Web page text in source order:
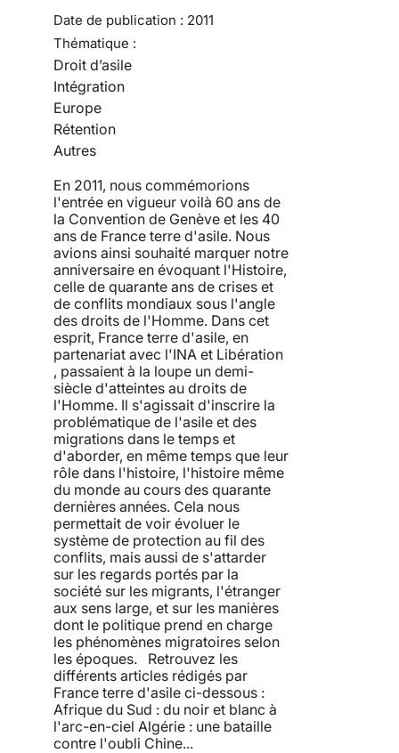
Date de publication : 2011
Thématique :
Droit d’asile
Intégration
Europe
Rétention
Autres
En 2011, nous commémorions
l'entrée en vigueur voilà 60 ans de
la Convention de Genève et les 40
ans de France terre d'asile. Nous
avions ainsi souhaité marquer notre
anniversaire en évoquant l'Histoire,
celle de quarante ans de crises et
de conflits mondiaux sous l'angle
des droits de l'Homme. Dans cet
esprit, France terre d'asile, en
partenariat avec l'INA et Libération
, passaient à la loupe un demi-
siècle d'atteintes au droits de
l'Homme. Il s'agissait d'inscrire la
problématique de l'asile et des
migrations dans le temps et
d'aborder, en même temps que leur
rôle dans l'histoire, l'histoire même
du monde au cours des quarante
dernières années. Cela nous
permettait de voir évoluer le
système de protection au fil des
conflits, mais aussi de s'attarder
sur les regards portés par la
société sur les migrants, l'étranger
aux sens large, et sur les manières
dont le politique prend en charge
les phénomènes migratoires selon
les époques. Retrouvez les
différents articles rédigés par
France terre d'asile ci-dessous :
Afrique du Sud : du noir et blanc à
l'arc-en-ciel Algérie : une bataille
contre l'oubli Chine...